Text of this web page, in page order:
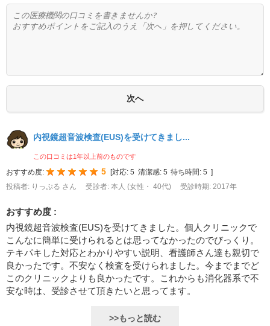
内視鏡超音波検査(EUS)を受けてきまし...
この口コミは1年以上前のものです
おすすめ度: 5 対応: 5 清潔感: 5 待ち時間: 5
投稿者: りっぷる さん
受診者: 本人 (女性・ 40代) 受診時期: 2017年
おすすめ度 :
内視鏡超音波検査(EUS)を受けてきました。個人クリニックで
こんなに簡単に受けられるとは思ってなかったのでびっくり。
テキパキした対応とわかりやすい説明、看護師さん達も親切で
良かったです。不安なく検査を受けられました。今までまでど
このクリニックよりも良かったです。これからも消化器系で不
安な時は、受診させて頂きたいと思ってます。
>>もっと読む